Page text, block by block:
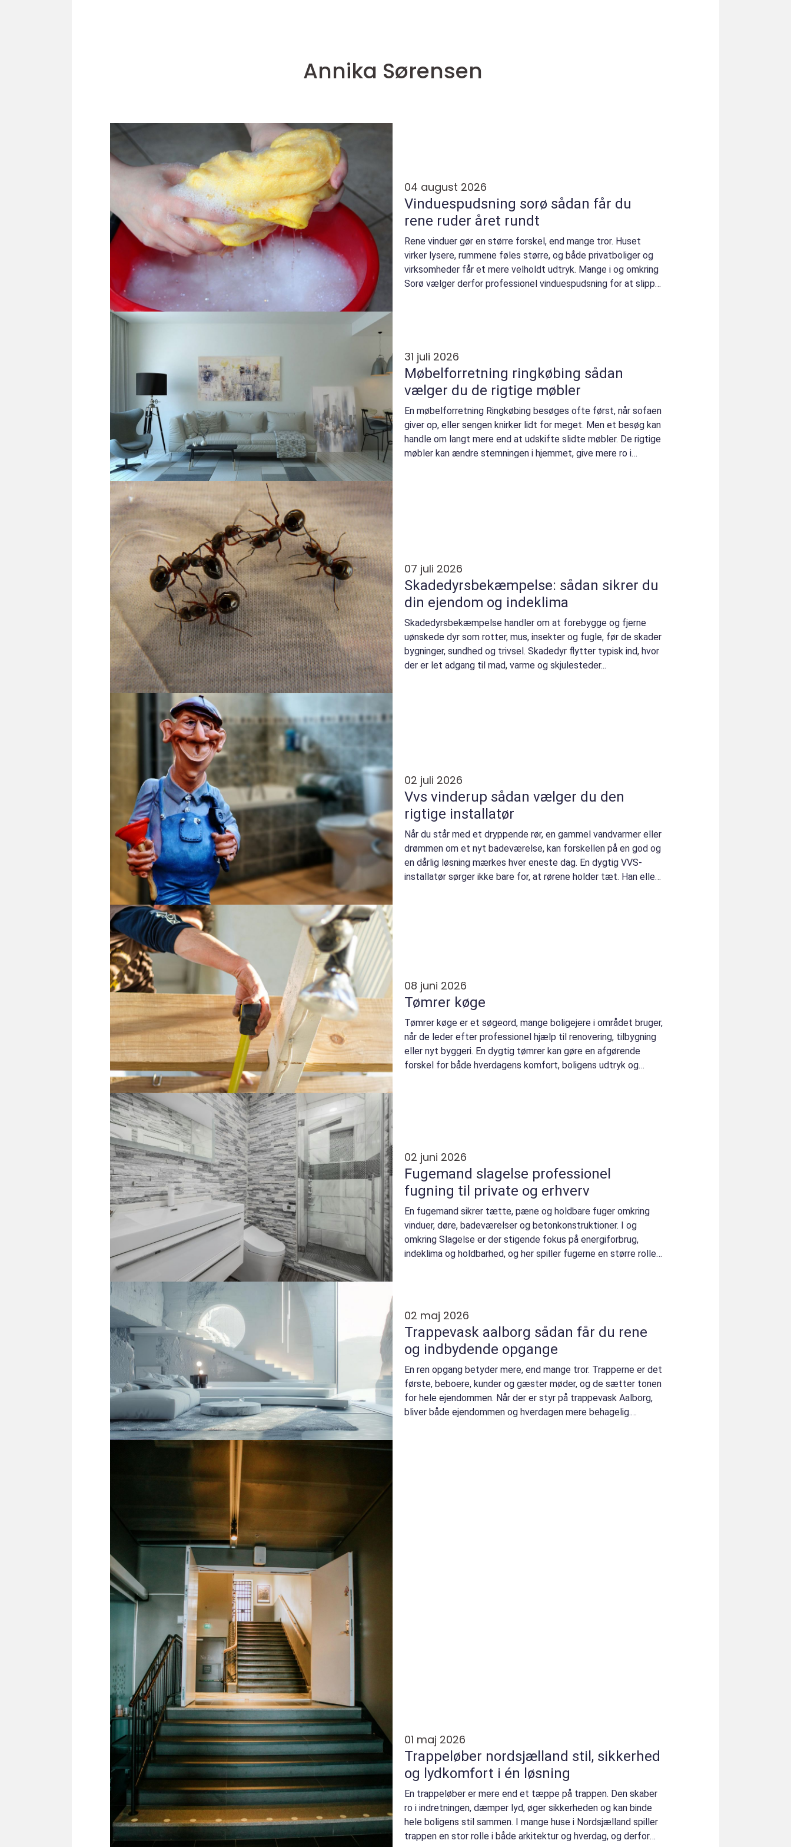
Annika Sørensen
04 august 2026
Vinduespudsning sorø sådan får du
rene ruder året rundt
Rene vinduer gør en større forskel, end mange tror. Huset
virker lysere, rummene føles større, og både privatboliger og
virksomheder får et mere velholdt udtryk. Mange i og omkring
Sorø vælger derfor professionel vinduespudsning for at slippe
31 juli 2026
Møbelforretning ringkøbing sådan
vælger du de rigtige møbler
En møbelforretning Ringkøbing besøges ofte først, når sofaen
giver op, eller sengen knirker lidt for meget. Men et besøg kan
handle om langt mere end at udskifte slidte møbler. De rigtige
møbler kan ændre stemningen i hjemmet, give mere ro i
07 juli 2026
Skadedyrsbekæmpelse: sådan sikrer du
din ejendom og indeklima
Skadedyrsbekæmpelse handler om at forebygge og fjerne
uønskede dyr som rotter, mus, insekter og fugle, før de skader
bygninger, sundhed og trivsel. Skadedyr flytter typisk ind, hvor
der er let adgang til mad, varme og skjulesteder...
02 juli 2026
Vvs vinderup sådan vælger du den
rigtige installatør
Når du står med et dryppende rør, en gammel vandvarmer eller
drømmen om et nyt badeværelse, kan forskellen på en god og
en dårlig løsning mærkes hver eneste dag. En dygtig VVS-
installatør sørger ikke bare for, at rørene holder tæt. Han eller
08 juni 2026
Tømrer køge
Tømrer køge er et søgeord, mange boligejere i området bruger,
når de leder efter professionel hjælp til renovering, tilbygning
eller nyt byggeri. En dygtig tømrer kan gøre en afgørende
forskel for både hverdagens komfort, boligens udtryk og
02 juni 2026
Fugemand slagelse professionel
fugning til private og erhverv
En fugemand sikrer tætte, pæne og holdbare fuger omkring
vinduer, døre, badeværelser og betonkonstruktioner. I og
omkring Slagelse er der stigende fokus på energiforbrug,
indeklima og holdbarhed, og her spiller fugerne en større rolle,
02 maj 2026
Trappevask aalborg sådan får du rene
og indbydende opgange
En ren opgang betyder mere, end mange tror. Trapperne er det
første, beboere, kunder og gæster møder, og de sætter tonen
for hele ejendommen. Når der er styr på trappevask Aalborg,
bliver både ejendommen og hverdagen mere behagelig.
01 maj 2026
Trappeløber nordsjælland stil, sikkerhed
og lydkomfort i én løsning
En trappeløber er mere end et tæppe på trappen. Den skaber
ro i indretningen, dæmper lyd, øger sikkerheden og kan binde
hele boligens stil sammen. I mange huse i Nordsjælland spiller
trappen en stor rolle i både arkitektur og hverdag, og derfor